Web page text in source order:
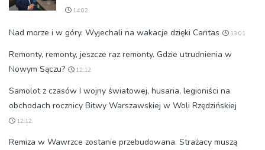
14:02
Nad morze i w góry. Wyjechali na wakacje dzięki Caritas 13:01
Remonty, remonty, jeszcze raz remonty. Gdzie utrudnienia w
Nowym Sączu?
12:12
Samolot z czasów I wojny światowej, husaria, legioniści na
obchodach rocznicy Bitwy Warszawskiej w Woli Rzędzińskiej
12:12
Remiza w Wawrzce zostanie przebudowana. Strażacy muszą